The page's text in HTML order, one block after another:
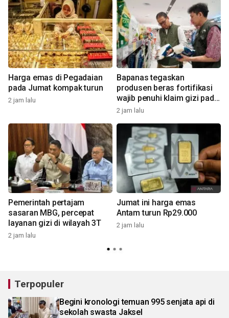
Harga emas di Pegadaian
pada Jumat kompak turun
2 jam lalu
Bapanas tegaskan
produsen beras fortifikasi
wajib penuhi klaim gizi pada
label
2 jam lalu
Pemerintah pertajam
sasaran MBG, percepat
layanan gizi di wilayah 3T
2 jam lalu
Jumat ini harga emas
Antam turun Rp29.000
2 jam lalu
Terpopuler
Begini kronologi temuan 995 senjata api di
sekolah swasta Jaksel